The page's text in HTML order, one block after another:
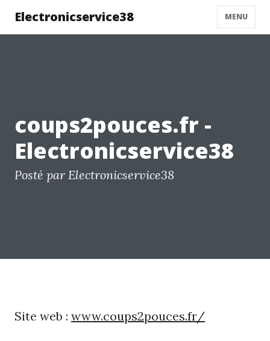
Electronicservice38 MENU
coups2pouces.fr -
Electronicservice38
Posté par Electronicservice38
Site web : www.coups2pouces.fr/